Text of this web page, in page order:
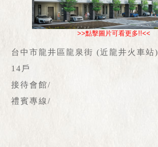
>>點擊圖片可看更多!!<<
台中市龍井區龍泉街 (近龍井火車站)
14戶
接待會館/
禮賓專線/